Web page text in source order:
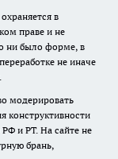
в
праве и не
ни было форме, в
не иначе
модерировать
конструктивности
и РТ. На сайте не
брань,